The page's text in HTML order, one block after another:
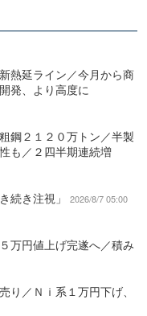
熱延ライン／今月から商
発、より高度に
鋼２１２０万トン／半製
も／２四半期連続増
続き注視」
2026/8/7 05:00
万円値上げ完遂へ／積み
り／Ｎｉ系１万円下げ、